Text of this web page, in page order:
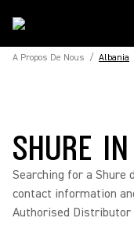
A Propos De Nous / Albania
SHURE
Searching for a Shure
contact information
Authorised Distributor